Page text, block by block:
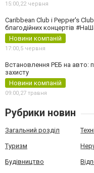
15:00,22 червня
Caribbean Club і Pepper's
благодійних концертів
Новини компаній
17:00,5 червня
Встановлення РЕБ на авто:
захисту
Новини компаній
09:00,27 травня
Рубрики новин
Загальний розділ
Туризм
Будівництво